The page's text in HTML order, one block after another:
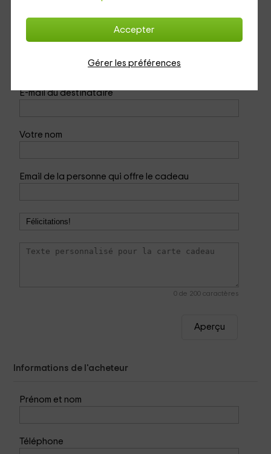
Accepter
Gérer les préférences
Personnalisez les textes
E-mail du destinataire
Votre nom
Email de la personne qui offre le cadeau
0 de 200 caractères
Aperçu
Informations de l'acheteur
Prénom et nom
Téléphone